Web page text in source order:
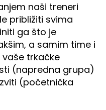
naši treneri
približiti svima
ga što je
a samim time i
trkačke
(napredna grupa)
(početnička